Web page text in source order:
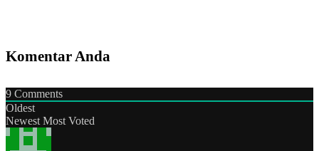
Komentar Anda
9 Comments
Oldest
Newest Most Voted